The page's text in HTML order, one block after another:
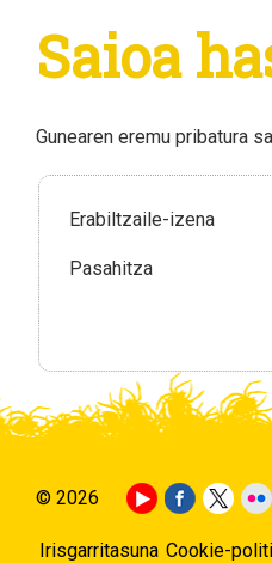
Saioa
Gunearen eremu pribatura
Erabiltzaile-izena
Pasahitza
© 2026
Irisgarritasuna Cookie-